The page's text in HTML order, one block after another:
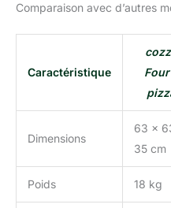
Comparaison avec d’autres
Caractéristique
Four
Dimensions
63 x
35 cm
Poids 18 kg